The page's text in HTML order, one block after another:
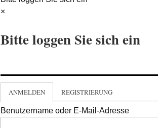
×
Bitte loggen Sie sich ein
ANMELDEN REGISTRIERUNG
Benutzername oder E-Mail-Adresse